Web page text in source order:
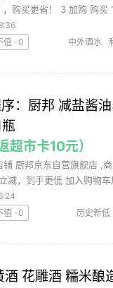
，购买更省！ 3 加购 购买
值 -0 中外酒水
：厨邦 减盐酱
超市卡10元）
铺 厨邦京东自营旗舰店 ,
减，到手更低 加入购物
值 -0
历史新低
酒 花雕酒 糯米